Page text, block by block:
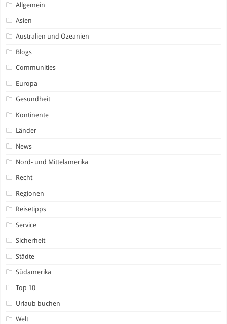
Allgemein
Asien
Australien und Ozeanien
Blogs
Communities
Europa
Gesundheit
Kontinente
Länder
News
Nord- und Mittelamerika
Recht
Regionen
Reisetipps
Service
Sicherheit
Städte
Südamerika
Top 10
Urlaub buchen
Welt